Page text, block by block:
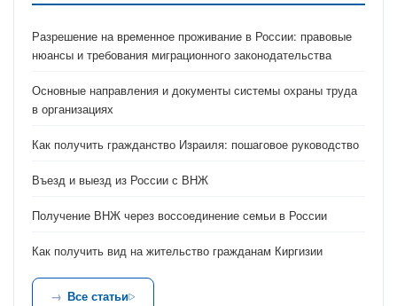
Разрешение на временное проживание в России: правовые
нюансы и требования миграционного законодательства
Основные направления и документы системы охраны труда
в организациях
Как получить гражданство Израиля: пошаговое руководство
Въезд и выезд из России с ВНЖ
Получение ВНЖ через воссоединение семьи в России
Как получить вид на жительство гражданам Киргизии
Все статьи